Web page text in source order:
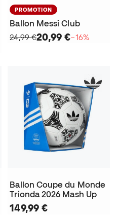
PROMOTION
Ballon Messi Club
24,99 €20,99 €−16%
Ballon Coupe du Monde
Trionda 2026 Mash Up
149,99 €